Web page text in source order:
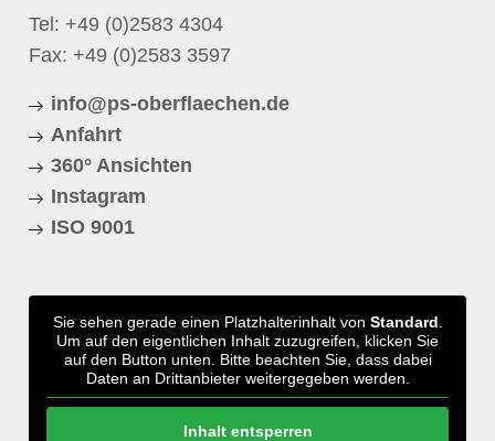
Tel: +49 (0)2583 4304
Fax: +49 (0)2583 3597
info@ps-oberflaechen.de
Anfahrt
360° Ansichten
Instagram
ISO 9001
Sie sehen gerade einen Platzhalterinhalt von Standard
Um auf den eigentlichen Inhalt zuzugreifen, klicken Sie
auf den Button unten. Bitte beachten Sie, dass dabei
Daten an Drittanbieter weitergegeben werden.
Inhalt entsperren